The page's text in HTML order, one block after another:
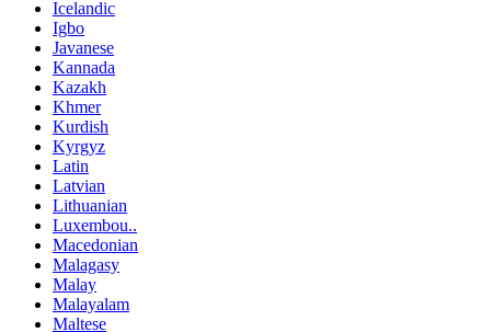
Icelandic
Igbo
Javanese
Kannada
Kazakh
Khmer
Kurdish
Kyrgyz
Latin
Latvian
Lithuanian
Luxembou..
Macedonian
Malagasy
Malay
Malayalam
Maltese